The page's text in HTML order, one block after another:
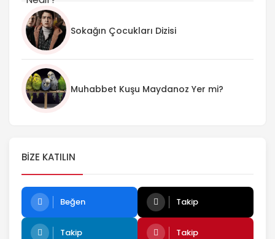
Sokağın Çocukları Dizisi
Muhabbet Kuşu Maydanoz Yer mi?
BIZE KATILIN
Beğen Takip
Takip Takip